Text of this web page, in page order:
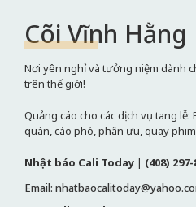
Cõi Vĩnh Hằng
Nơi yên nghỉ và tưởng niệm dành
trên thế giới!
Quảng cáo cho các dịch vụ tang
quàn, cáo phó, phân ưu, quay
Nhật báo Cali Today | (408) 297-
Email: